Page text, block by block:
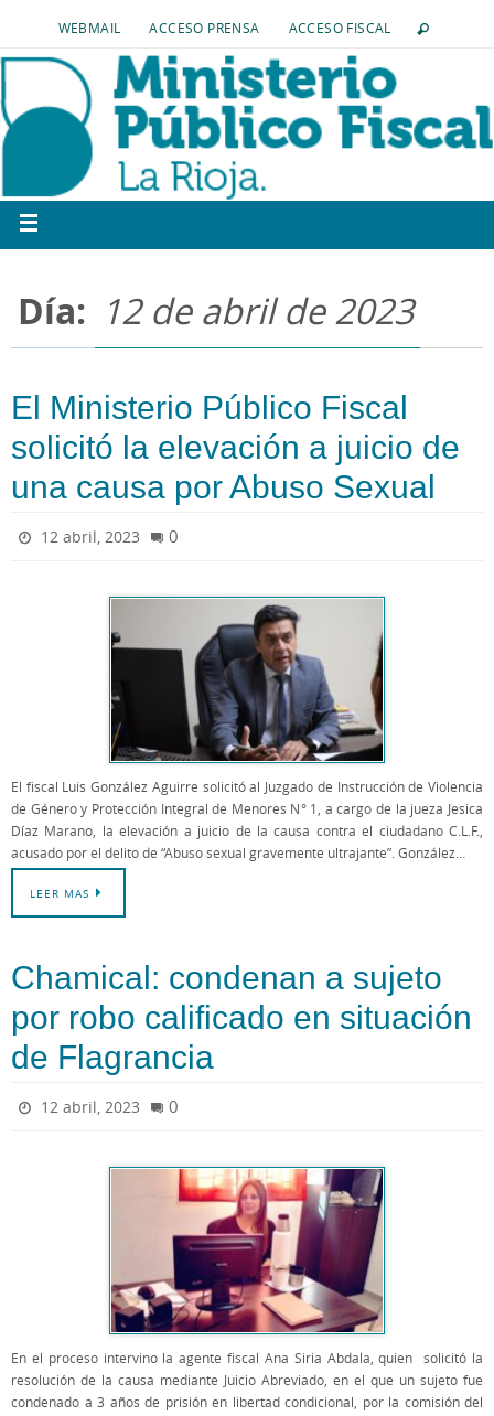
WEBMAIL ACCESO PRENSA ACCESO FISCAL
Día: 12 de abril de 2023
El Ministerio Público Fiscal
solicitó la elevación a juicio de
una causa por Abuso Sexual
12 abril, 2023 0
El fiscal Luis González Aguirre solicitó al Juzgado de Instrucción de Violencia
de Género y Protección Integral de Menores N° 1, a cargo de la jueza Jesica
Díaz Marano, la elevación a juicio de la causa contra el ciudadano C.L.F.,
acusado por el delito de “Abuso sexual gravemente ultrajante”. González…
LEER MAS
Chamical: condenan a sujeto
por robo calificado en situación
de Flagrancia
12 abril, 2023 0
En el proceso intervino la agente fiscal Ana Siria Abdala, quien solicitó la
resolución de la causa mediante Juicio Abreviado, en el que un sujeto fue
condenado a 3 años de prisión en libertad condicional, por la comisión del